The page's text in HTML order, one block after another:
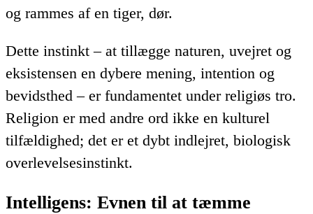
og rammes af en tiger, dør.
Dette instinkt – at tillægge naturen, uvejret og
eksistensen en dybere mening, intention og
bevidsthed – er fundamentet under religiøs tro.
Religion er med andre ord ikke en kulturel
tilfældighed; det er et dybt indlejret, biologisk
overlevelsesinstinkt.
Intelligens: Evnen til at tæmme